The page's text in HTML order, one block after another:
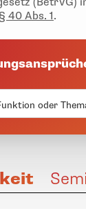
§ 40 Abs. 1.
oder